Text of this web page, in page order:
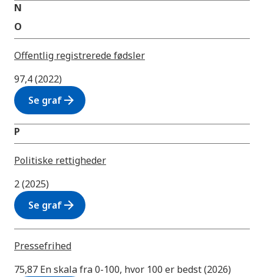
N
O
Offentlig registrerede fødsler
97,4 (2022)
Se grafarrow_forward
P
Politiske rettigheder
2 (2025)
Se grafarrow_forward
Pressefrihed
75,87 En skala fra 0-100, hvor 100 er bedst (2026)